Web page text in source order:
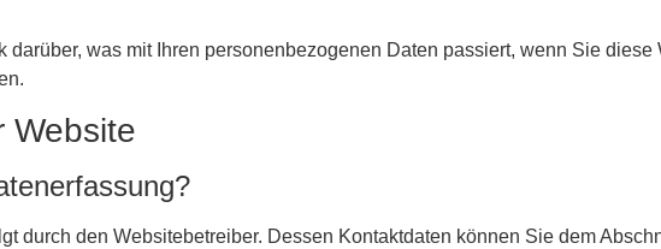
was mit Ihren personenbezogenen Daten passiert, wenn Sie
Website
durch den Websitebetreiber. Dessen Kontaktdaten können Sie dem